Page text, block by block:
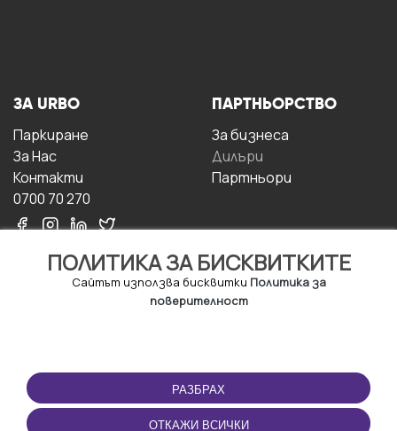
ПОЛИТИКА ЗА БИСКВИТКИТЕ
Сайтът използва бисквитки Политика за
поверителност
РАЗБРАХ
ОТКАЖИ ВСИЧКИ
ЗА URBO
Паркиране
За Hас
Контакти
0700 70 270
ПАРТНЬОРСТВО
За бизнесa
Дилъри
Партньори
ПОЛЗВАНЕ
Правила и условия за
ползване
ПРИЛОЖЕНИЕТО